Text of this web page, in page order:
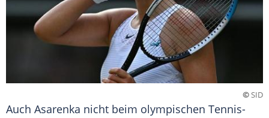
©SID
Auch Asarenka nicht beim olympischen Tennis-